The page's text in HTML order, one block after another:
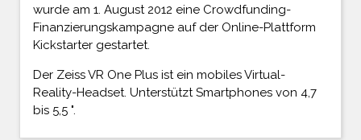
wurde am 1. August 2012 eine Crowdfunding-
Finanzierungskampagne auf der Online-Plattform
Kickstarter gestartet.
Der Zeiss VR One Plus ist ein mobiles Virtual-
Reality-Headset. Unterstützt Smartphones von 4,7
bis 5,5 ".